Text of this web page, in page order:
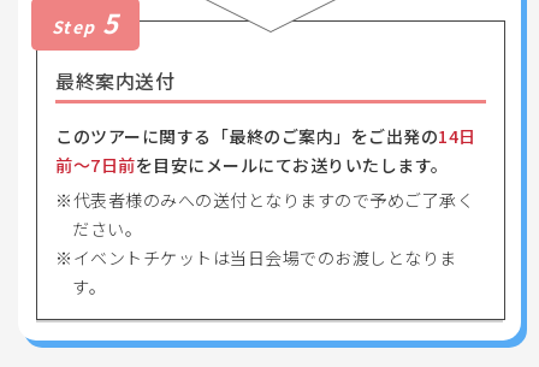
Step 5
最終案内送付
このツアーに関する「最終のご案内」をご出発の14日
前〜7日前を目安にメールにてお送りいたします。
代表者様のみへの送付となりますので予めご了承く
ださい。
イベントチケットは当日会場でのお渡しとなりま
す。